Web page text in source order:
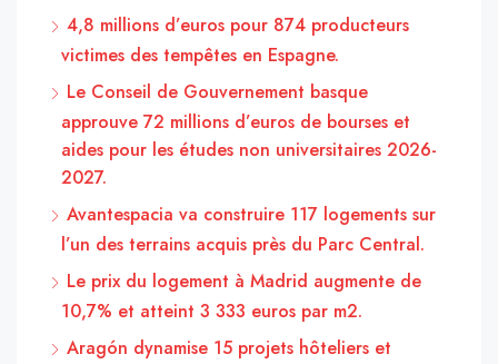
4,8 millions d’euros pour 874 producteurs
victimes des tempêtes en Espagne.
Le Conseil de Gouvernement basque
approuve 72 millions d’euros de bourses et
aides pour les études non universitaires 2026-
2027.
Avantespacia va construire 117 logements sur
l’un des terrains acquis près du Parc Central.
Le prix du logement à Madrid augmente de
10,7% et atteint 3 333 euros par m2.
Aragón dynamise 15 projets hôteliers et